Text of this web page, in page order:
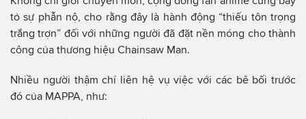
tỏ sự phẫn nộ, cho rằng đây là hành động “thiếu tôn trọng
trắng trợn” đối với những người đã đặt nền móng cho thành
công của thương hiệu Chainsaw Man.
Nhiều người thậm chí liên hệ vụ việc với các bê bối trước
đó của MAPPA, như: